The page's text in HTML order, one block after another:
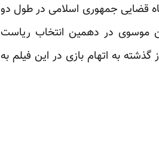
قضایی جمهوری اسلامی در طول دو
موسوی در دهمین انتخاب ریاست
به اتهام بازی در این فیلم به